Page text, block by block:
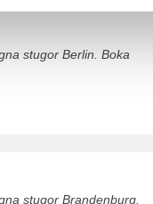
stugor Berlin. Boka
stugor Brandenburg.